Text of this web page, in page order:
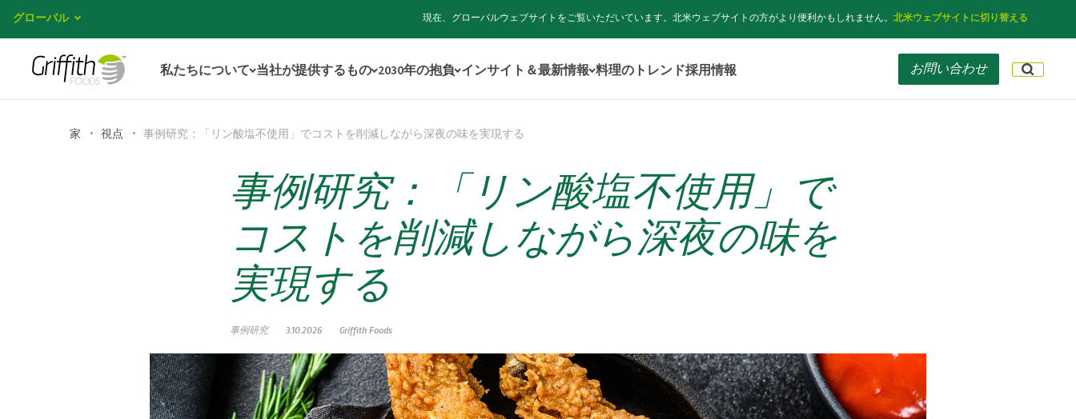
グローバル 現在、グローバルウェブサイトをご覧いただいています。北米ウェブサイトの方がより便利かもしれません。 北米ウェブサイトに切り替える
私たちについて 当社が提供するもの 2030年の抱負 インサイト＆最新情報 料理のトレンド採用情報 お問い合わせ
家 視点 事例研究：「リン酸塩不使用」でコストを削減しながら深夜の味を実現する
事例研究：「リン酸塩不使用」で
コストを削減しながら深夜の味を
実現する
事例研究 3.10.2026 Griffith Foods